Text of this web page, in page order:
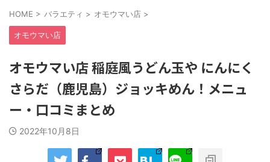
HOME > バラエティ > オモウマい店 >
オモウマい店
オモウマい店 稲庭風うどん玉や にんにく
さらだ（鹿児島）ジョッキめん！メニュ
ー・口コミまとめ
2022年10月8日